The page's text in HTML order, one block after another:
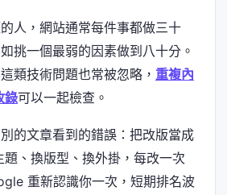
人，網站通常每件事都做三十
挑一個最弱的因素做到八十分。
類技術問題也常被忽略， 重複內
錄可以一起檢查。
的文章看到的錯誤：把改版當成
題、換版型、換外掛，每改一次
重新認識你一次，短期排名波